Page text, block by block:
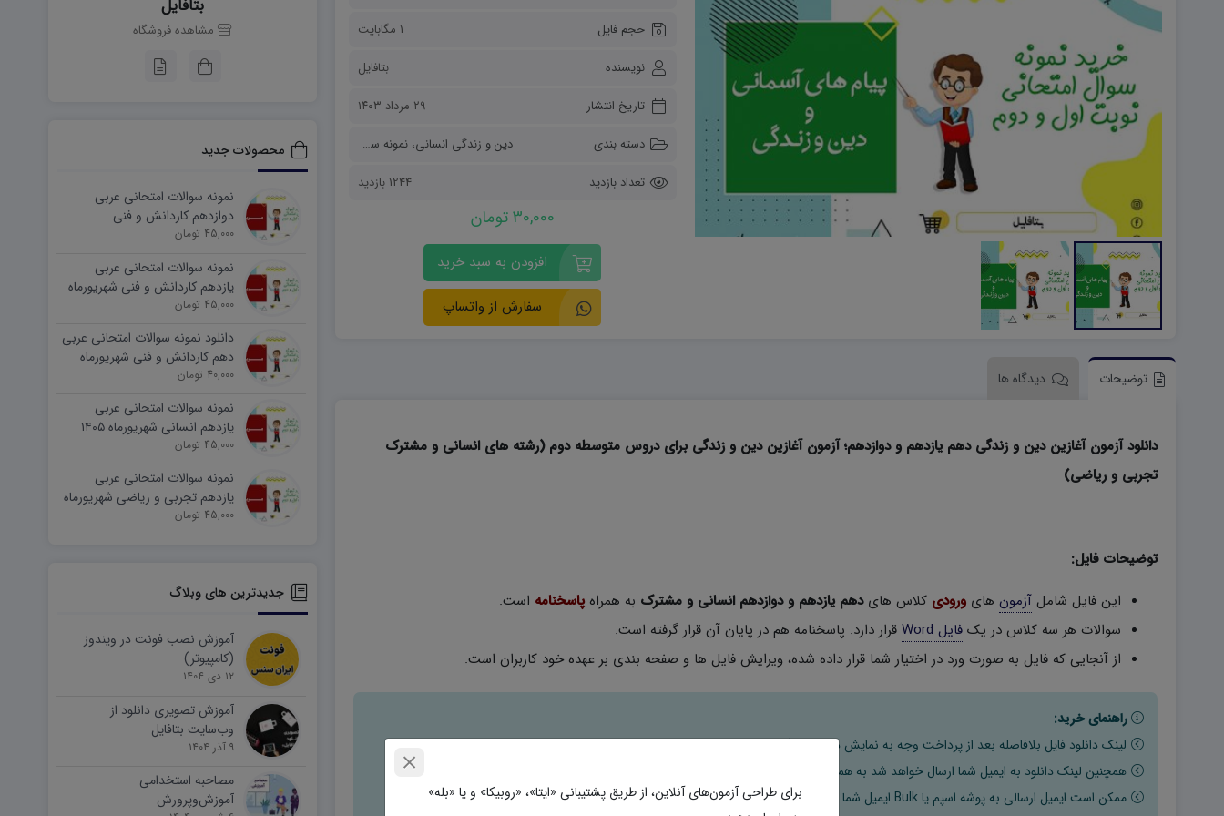
دفاعی دهم
هویت اجتماعی
آمادگی دفاعی دهم W
آمادگی دفاعی ۱۰ D
حجم فایل
1 مگابایت
نویسنده
بتافایل
تاریخ انتشار
۲۹ مرداد ۱۴۰۳
دسته بندی
دین و زندگی انسانی،نمونه سوالات
تعداد بازدید
1244 بازدید
30,000 تومان
افزودن به سبد خرید
سفارش از واتساپ
توضیحات دیدگاه ها
دانلود آزمون آغازین دین و زندگی دهم یازدهم و دوازدهم؛ آزمون آغازین دین و زندگی برای دروس متوسطه دوم (رشته های انسانی و مشترک
تجربی و ریاضی)
توضیحات فایل:
این فایل شاملآزمون هایورودی کلاس هایدهم یازدهم و دوازدهم انسانی و مشترک به همراهپاسخنامه است.
سوالات هر سه کلاس در یکفایل Word
قرار دارد. پاسخنامه هم در پایان آن قرار گرفته است.
از آنجایی که فایل به صورت ورد در اختیار شما قرار داده شده، ویرایش فایل ها و صفحه بندی بر عهده خود کاربران است.
راهنمای خرید:
لینک دانلود فایل بلافاصله بعد از پرداخت وجه به نمایش در خواهد آمد.
همچنین لینک دانلود به ایمیل شما ارسال خواهد شد به همین دلیل ایمیل خود را به دقت وارد نمایید.
ممکن است ایمیل ارسالی به پوشه اسپم یا Bulk ایمیل شما ارسال شده باشد.
بتافایل
مشاهده فروشگاه
محصولات جدید
نمونه سوالات امتحانی عربی
دوازدهم کاردانش و فنی
شهریورماه ۱۴۰۵ word
45,000 تومان
نمونه سوالات امتحانی عربی
یازدهم کاردانش و فنی شهریورماه
۱۴۰۵ word
45,000 تومان
دانلود نمونه سوالات امتحانی عربی
دهم کاردانش و فنی شهریورماه
۱۴۰۵ word
40,000 تومان
نمونه سوالات امتحانی عربی
یازدهم انسانی شهریورماه ۱۴۰۵
word
45,000 تومان
نمونه سوالات امتحانی عربی
یازدهم تجربی و ریاضی شهریورماه
۱۴۰۵ word
45,000 تومان
جدیدترین های وبلاگ
آموزش نصب فونت در ویندوز
(کامپیوتر)
۱۲ دی ۱۴۰۴
آموزش تصویری دانلود از
وب‌سایت بتافایل
۹ آذر ۱۴۰۴
مصاحبه استخدامی
آموزش‌وپرورش
برای طراحی آزمون‌های آنلاین، از طریق پشتیبانی «ایتا»، «روبیکا» و یا «بله»